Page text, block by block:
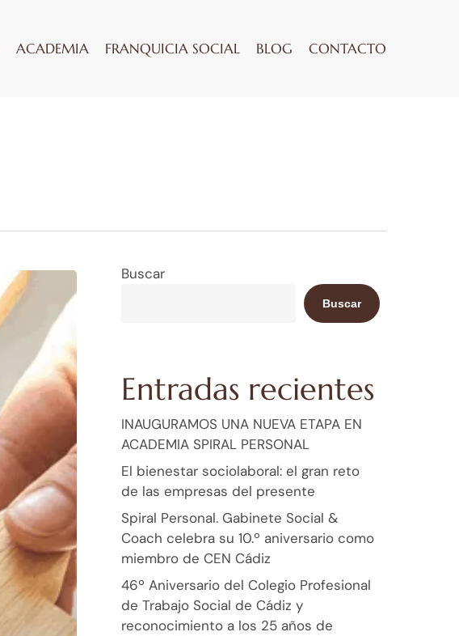
ACADEMIA FRANQUICIA SOCIAL BLOG CONTACTO
Buscar
Buscar
Entradas recientes
INAUGURAMOS UNA NUEVA ETAPA EN
ACADEMIA SPIRAL PERSONAL
El bienestar sociolaboral: el gran reto
de las empresas del presente
Spiral Personal. Gabinete Social &
Coach celebra su 10.º aniversario como
miembro de CEN Cádiz
46º Aniversario del Colegio Profesional
de Trabajo Social de Cádiz y
reconocimiento a los 25 años de